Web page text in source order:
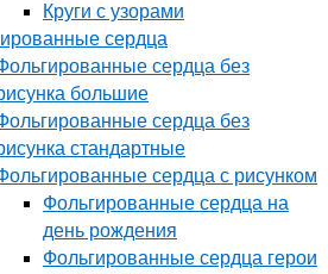
Круги с узорами
сердца
сердца без
большие
сердца без
стандартные
сердца с рисунком
Фольгированные сердца на
день рождения
Фольгированные сердца герои